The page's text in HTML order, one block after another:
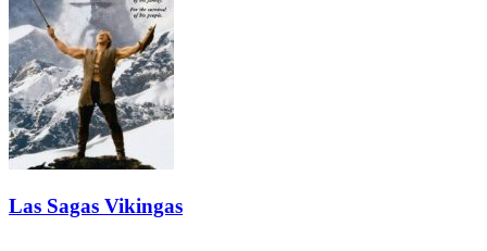
Las Sagas Vikingas